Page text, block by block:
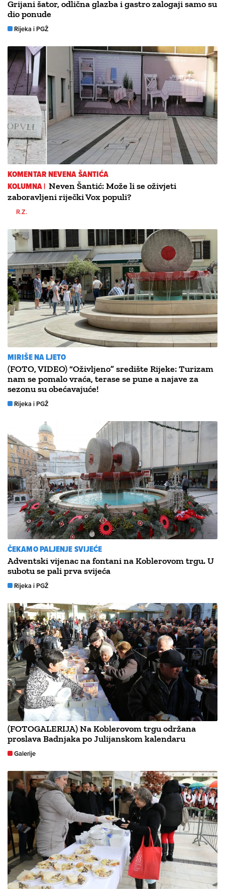
Grijani šator, odlična glazba i gastro zalogaji samo su
dio ponude
Rijeka i PGŽ
KOMENTAR NEVENA ŠANTIĆA
KOLUMNA | Neven Šantić: Može li se oživjeti
zaboravljeni riječki Vox populi?
R.Z.
MIRIŠE NA LJETO
(FOTO, VIDEO) “Oživljeno” središte Rijeke: Turizam
nam se pomalo vraća, terase se pune a najave za
sezonu su obećavajuće!
Rijeka i PGŽ
ČEKAMO PALJENJE SVIJEĆE
Adventski vijenac na fontani na Koblerovom trgu. U
subotu se pali prva svijeća
Rijeka i PGŽ
(FOTOGALERIJA) Na Koblerovom trgu održana
proslava Badnjaka po Julijanskom kalendaru
Galerije